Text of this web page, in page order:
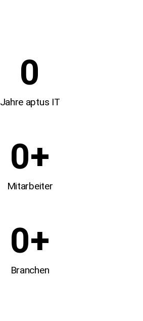
Jahre aptus IT
0
Mitarbeiter
0+
Branchen
0+